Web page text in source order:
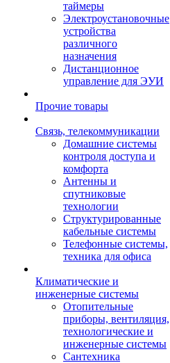
таймеры
Электроустановочные
устройства
различного
назначения
Дистанционное
управление для ЭУИ
Прочие товары
Связь, телекоммуникации
Домашние системы
контроля доступа и
комфорта
Антенны и
спутниковые
технологии
Структурированные
кабельные системы
Телефонные системы,
техника для офиса
Климатические и
инженерные системы
Отопительные
приборы, вентиляция,
технологические и
инженерные системы
Сантехника